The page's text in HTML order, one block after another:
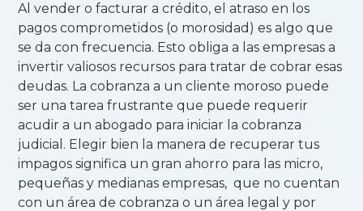
Al vender o facturar a crédito, el atraso en los
pagos comprometidos (o morosidad) es algo que
se da con frecuencia. Esto obliga a las empresas a
invertir valiosos recursos para tratar de cobrar esas
deudas. La cobranza a un cliente moroso puede
ser una tarea frustrante que puede requerir
acudir a un abogado para iniciar la cobranza
judicial. Elegir bien la manera de recuperar tus
impagos significa un gran ahorro para las micro,
pequeñas y medianas empresas, que no cuentan
con un área de cobranza o un área legal y por